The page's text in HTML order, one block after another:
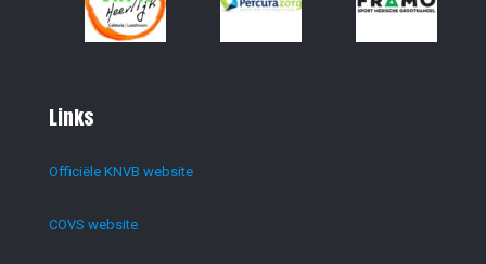
Links
Officiële KNVB website
COVS website